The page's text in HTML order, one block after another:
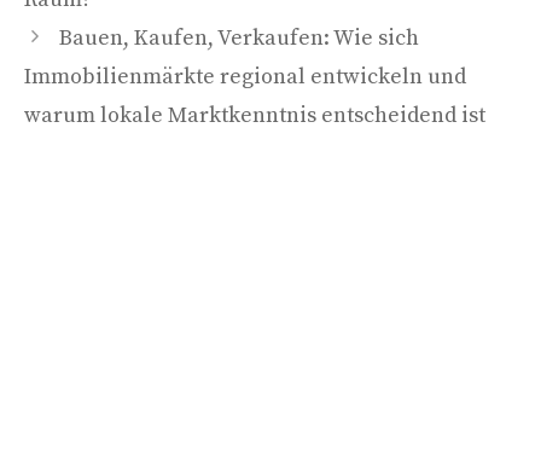
Bauen, Kaufen, Verkaufen: Wie sich
Immobilienmärkte regional entwickeln und
warum lokale Marktkenntnis entscheidend ist